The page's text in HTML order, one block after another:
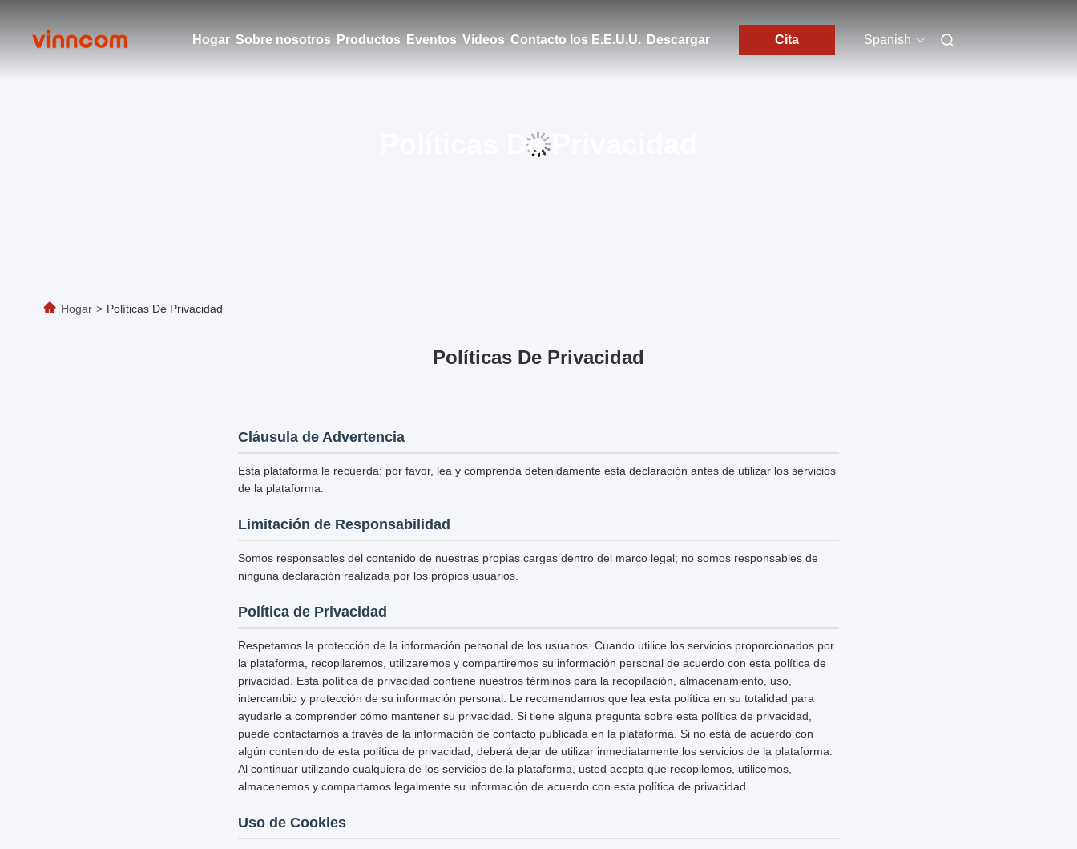
Hogar Sobre nosotros Productos Eventos Vídeos Contacto los E.E.U.U. Descargar Cita Spanish
Políticas De Privacidad
Hogar > Políticas De Privacidad
Políticas De Privacidad
Cláusula de Advertencia
Esta plataforma le recuerda: por favor, lea y comprenda detenidamente esta declaración antes de utilizar los servicios
de la plataforma.
Limitación de Responsabilidad
Somos responsables del contenido de nuestras propias cargas dentro del marco legal; no somos responsables de
ninguna declaración realizada por los propios usuarios.
Política de Privacidad
Respetamos la protección de la información personal de los usuarios. Cuando utilice los servicios proporcionados por
la plataforma, recopilaremos, utilizaremos y compartiremos su información personal de acuerdo con esta política de
privacidad. Esta política de privacidad contiene nuestros términos para la recopilación, almacenamiento, uso,
intercambio y protección de su información personal. Le recomendamos que lea esta política en su totalidad para
ayudarle a comprender cómo mantener su privacidad. Si tiene alguna pregunta sobre esta política de privacidad,
puede contactarnos a través de la información de contacto publicada en la plataforma. Si no está de acuerdo con
algún contenido de esta política de privacidad, deberá dejar de utilizar inmediatamente los servicios de la plataforma.
Al continuar utilizando cualquiera de los servicios de la plataforma, usted acepta que recopilemos, utilicemos,
almacenemos y compartamos legalmente su información de acuerdo con esta política de privacidad.
Uso de Cookies